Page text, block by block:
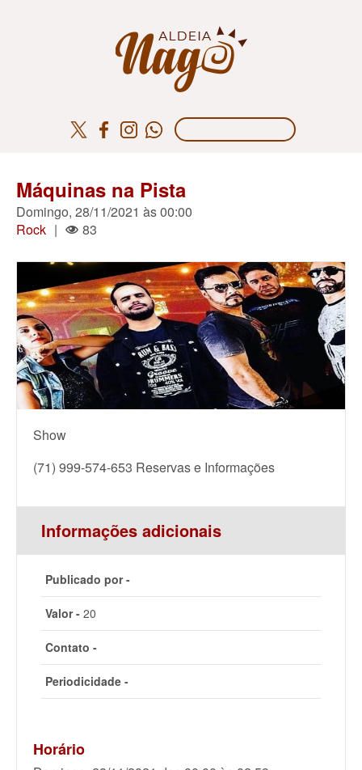
Máquinas na Pista
Domingo, 28/11/2021 às 00:00
Rock | 83
Show
(71) 999-574-653 Reservas e Informações
Informações adicionais
Publicado por -
Valor - 20
Contato -
Periodicidade -
Horário